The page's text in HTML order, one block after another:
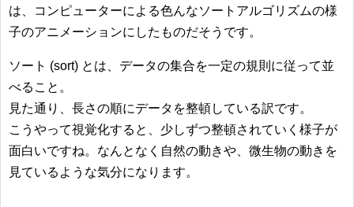
は、コンピューターによる色んなソートアルゴリズムの様
子のアニメーションにしたものだそうです。
ソート (sort) とは、データの集合を一定の規則に従って並
べること。
見た通り、長さの順にデータを整頓している訳です。
こうやって視覚化すると、少しずつ整頓されていく様子が
面白いですね。なんとなく自然の動きや、微生物の動きを
見ているような気分になります。